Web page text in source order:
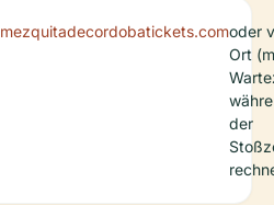
mezquitadecordobatickets.comoder
Ort
der